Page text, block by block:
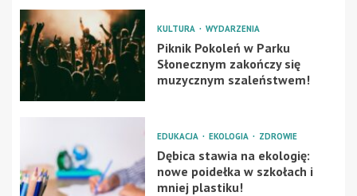
KULTURA WYDARZENIA
Piknik Pokoleń w Parku
Słonecznym zakończy się
muzycznym szaleństwem!
EDUKACJA EKOLOGIA ZDROWIE
Dębica stawia na ekologię:
nowe poidełka w szkołach i
mniej plastiku!